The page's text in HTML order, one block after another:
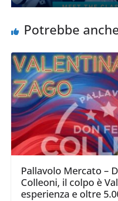
Potrebbe
Pallavolo Mercato –
Colleoni, il colpo è
esperienza e oltre